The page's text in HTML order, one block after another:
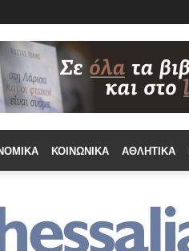
ΚΟΙΝΩΝΙΚΆ ΑΘΛΗΤΙΚΆ